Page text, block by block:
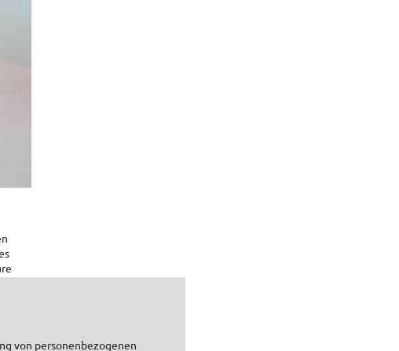
von personenbezogenen